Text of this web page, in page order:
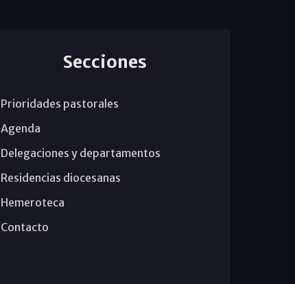
Secciones
Prioridades pastorales
Agenda
Delegaciones y departamentos
Residencias diocesanas
Hemeroteca
Contacto